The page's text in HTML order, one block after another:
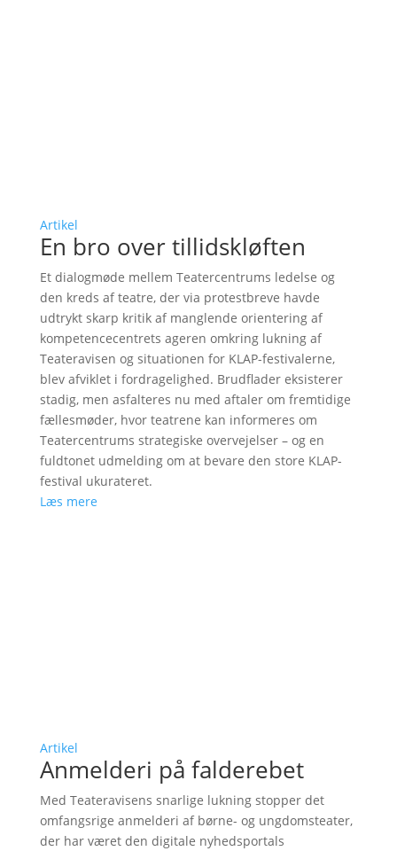
Artikel
En bro over tillidskløften
Et dialogmøde mellem Teatercentrums ledelse og
den kreds af teatre, der via protestbreve havde
udtrykt skarp kritik af manglende orientering af
kompetencecentrets ageren omkring lukning af
Teateravisen og situationen for KLAP-festivalerne,
blev afviklet i fordragelighed. Brudflader eksisterer
stadig, men asfalteres nu med aftaler om fremtidige
fællesmøder, hvor teatrene kan informeres om
Teatercentrums strategiske overvejelser – og en
fuldtonet udmelding om at bevare den store KLAP-
festival ukurateret.
Læs mere
Artikel
Anmelderi på falderebet
Med Teateravisens snarlige lukning stopper det
omfangsrige anmelderi af børne- og ungdomsteater,
der har været den digitale nyhedsportals